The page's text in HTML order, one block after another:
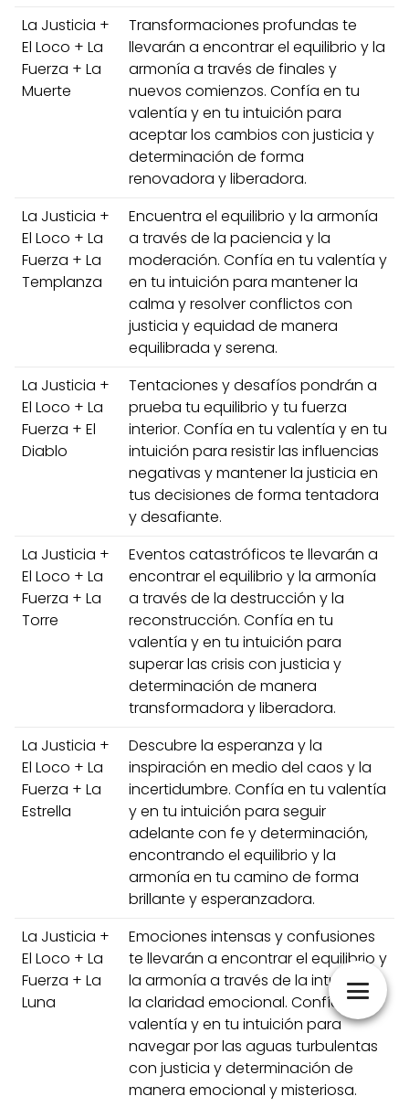
La Justicia +
El Loco + La
Fuerza + La
Muerte
Transformaciones profundas te
llevarán a encontrar el equilibrio y la
armonía a través de finales y
nuevos comienzos. Confía en tu
valentía y en tu intuición para
aceptar los cambios con justicia y
determinación de forma
renovadora y liberadora.
La Justicia +
El Loco + La
Fuerza + La
Templanza
Encuentra el equilibrio y la armonía
a través de la paciencia y la
moderación. Confía en tu valentía y
en tu intuición para mantener la
calma y resolver conflictos con
justicia y equidad de manera
equilibrada y serena.
La Justicia +
El Loco + La
Fuerza + El
Diablo
Tentaciones y desafíos pondrán a
prueba tu equilibrio y tu fuerza
interior. Confía en tu valentía y en tu
intuición para resistir las influencias
negativas y mantener la justicia en
tus decisiones de forma tentadora
y desafiante.
La Justicia +
El Loco + La
Fuerza + La
Torre
Eventos catastróficos te llevarán a
encontrar el equilibrio y la armonía
a través de la destrucción y la
reconstrucción. Confía en tu
valentía y en tu intuición para
superar las crisis con justicia y
determinación de manera
transformadora y liberadora.
La Justicia +
El Loco + La
Fuerza + La
Estrella
Descubre la esperanza y la
inspiración en medio del caos y la
incertidumbre. Confía en tu valentía
y en tu intuición para seguir
adelante con fe y determinación,
encontrando el equilibrio y la
armonía en tu camino de forma
brillante y esperanzadora.
La Justicia +
El Loco + La
Fuerza + La
Luna
Emociones intensas y confusiones
te llevarán a encontrar el equilibrio y
la armonía a través de la intuición y
la claridad emocional. Confía en tu
valentía y en tu intuición para
navegar por las aguas turbulentas
con justicia y determinación de
manera emocional y misteriosa.